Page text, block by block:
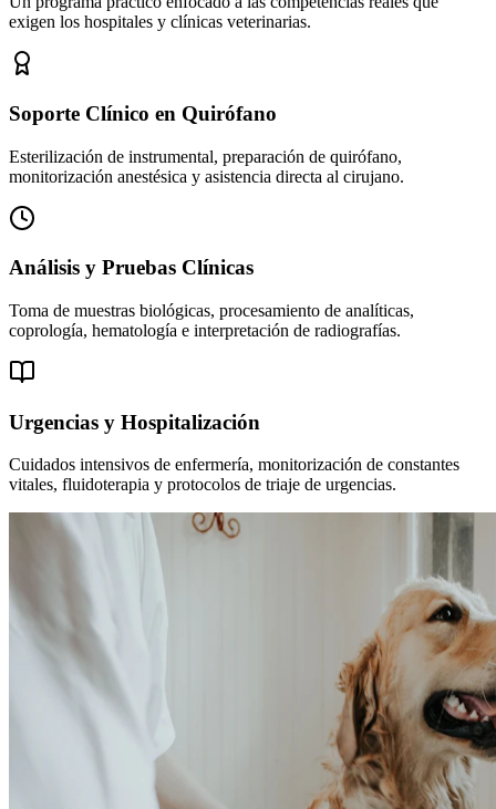
exigen los hospitales y clínicas veterinarias.
Soporte Clínico en Quirófano
Esterilización de instrumental, preparación de quirófano,
monitorización anestésica y asistencia directa al cirujano.
Análisis y Pruebas Clínicas
Toma de muestras biológicas, procesamiento de analíticas,
coprología, hematología e interpretación de radiografías.
Urgencias y Hospitalización
Cuidados intensivos de enfermería, monitorización de constantes
vitales, fluidoterapia y protocolos de triaje de urgencias.